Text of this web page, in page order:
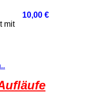
10,00 €
mit